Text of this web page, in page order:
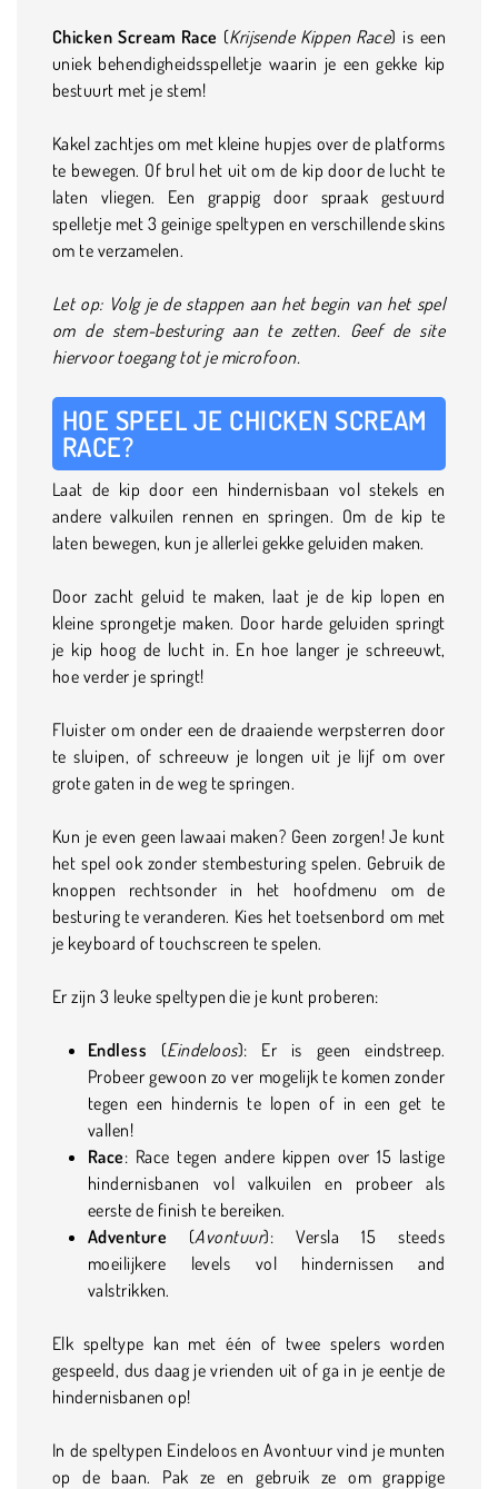
Chicken Scream Race (Krijsende Kippen Race) is een
uniek behendigheidsspelletje waarin je een gekke kip
bestuurt met je stem!
Kakel zachtjes om met kleine hupjes over de platforms
te bewegen. Of brul het uit om de kip door de lucht te
laten vliegen. Een grappig door spraak gestuurd
spelletje met 3 geinige speltypen en verschillende skins
om te verzamelen.
Let op: Volg je de stappen aan het begin van het spel
om de stem-besturing aan te zetten. Geef de site
hiervoor toegang tot je microfoon.
HOE SPEEL JE CHICKEN SCREAM
RACE?
Laat de kip door een hindernisbaan vol stekels en
andere valkuilen rennen en springen. Om de kip te
laten bewegen, kun je allerlei gekke geluiden maken.
Door zacht geluid te maken, laat je de kip lopen en
kleine sprongetje maken. Door harde geluiden springt
je kip hoog de lucht in. En hoe langer je schreeuwt,
hoe verder je springt!
Fluister om onder een de draaiende werpsterren door
te sluipen, of schreeuw je longen uit je lijf om over
grote gaten in de weg te springen.
Kun je even geen lawaai maken? Geen zorgen! Je kunt
het spel ook zonder stembesturing spelen. Gebruik de
knoppen rechtsonder in het hoofdmenu om de
besturing te veranderen. Kies het toetsenbord om met
je keyboard of touchscreen te spelen.
Er zijn 3 leuke speltypen die je kunt proberen:
Endless (Eindeloos): Er is geen eindstreep.
Probeer gewoon zo ver mogelijk te komen zonder
tegen een hindernis te lopen of in een get te
vallen!
Race: Race tegen andere kippen over 15 lastige
hindernisbanen vol valkuilen en probeer als
eerste de finish te bereiken.
Adventure (Avontuur): Versla 15 steeds
moeilijkere levels vol hindernissen and
valstrikken.
Elk speltype kan met één of twee spelers worden
gespeeld, dus daag je vrienden uit of ga in je eentje de
hindernisbanen op!
In de speltypen Eindeloos en Avontuur vind je munten
op de baan. Pak ze en gebruik ze om grappige